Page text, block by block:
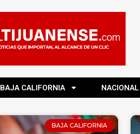
BAJA CALIFORNIA NACIONAL
BAJA CALIFORNIA